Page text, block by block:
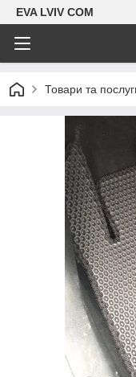
EVA LVIV COM
Товари та